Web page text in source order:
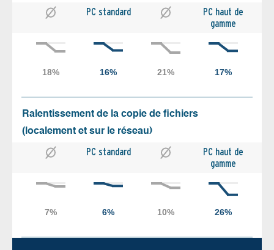
PC standard
PC haut de
gamme
Ralentissement de la copie de fichiers
(localement et sur le réseau)
PC standard
PC haut de
gamme